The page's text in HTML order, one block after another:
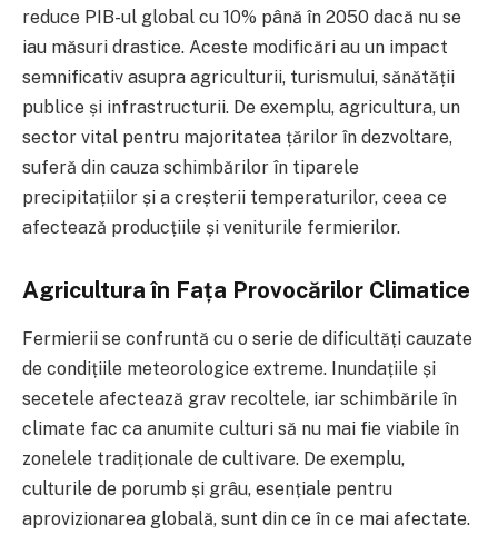
reduce PIB-ul global cu 10% până în 2050 dacă nu se
iau măsuri drastice. Aceste modificări au un impact
semnificativ asupra agriculturii, turismului, sănătății
publice și infrastructurii. De exemplu, agricultura, un
sector vital pentru majoritatea țărilor în dezvoltare,
suferă din cauza schimbărilor în tiparele
precipitațiilor și a creșterii temperaturilor, ceea ce
afectează producțiile și veniturile fermierilor.
Agricultura în Fața Provocărilor Climatice
Fermierii se confruntă cu o serie de dificultăți cauzate
de condițiile meteorologice extreme. Inundațiile și
secetele afectează grav recoltele, iar schimbările în
climate fac ca anumite culturi să nu mai fie viabile în
zonelele tradiționale de cultivare. De exemplu,
culturile de porumb și grâu, esențiale pentru
aprovizionarea globală, sunt din ce în ce mai afectate.